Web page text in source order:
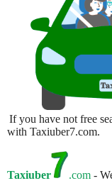
If you have not free
with Taxiuber7.com.
Taxiuber .com -